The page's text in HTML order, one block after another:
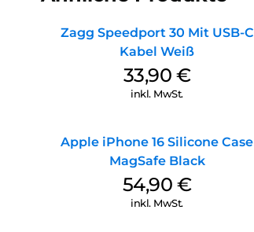
Zagg Speedport 30 Mit USB-C
Kabel Weiß
33,90 €
inkl. MwSt.
Apple iPhone 16 Silicone Case
MagSafe Black
54,90 €
inkl. MwSt.